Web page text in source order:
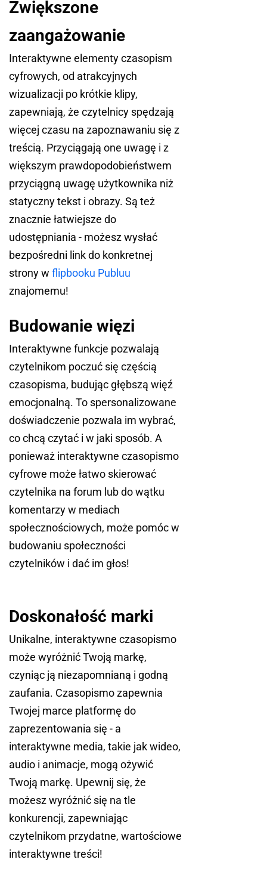
Zwiększone
zaangażowanie
Interaktywne elementy czasopism
cyfrowych, od atrakcyjnych
wizualizacji po krótkie klipy,
zapewniają, że czytelnicy spędzają
więcej czasu na zapoznawaniu się z
treścią. Przyciągają one uwagę i z
większym prawdopodobieństwem
przyciągną uwagę użytkownika niż
statyczny tekst i obrazy. Są też
znacznie łatwiejsze do
udostępniania - możesz wysłać
bezpośredni link do konkretnej
strony w flipbooku Publuu
znajomemu!
Budowanie więzi
Interaktywne funkcje pozwalają
czytelnikom poczuć się częścią
czasopisma, budując głębszą więź
emocjonalną. To spersonalizowane
doświadczenie pozwala im wybrać,
co chcą czytać i w jaki sposób. A
ponieważ interaktywne czasopismo
cyfrowe może łatwo skierować
czytelnika na forum lub do wątku
komentarzy w mediach
społecznościowych, może pomóc w
budowaniu społeczności
czytelników i dać im głos!
Doskonałość marki
Unikalne, interaktywne czasopismo
może wyróżnić Twoją markę,
czyniąc ją niezapomnianą i godną
zaufania. Czasopismo zapewnia
Twojej marce platformę do
zaprezentowania się - a
interaktywne media, takie jak wideo,
audio i animacje, mogą ożywić
Twoją markę. Upewnij się, że
możesz wyróżnić się na tle
konkurencji, zapewniając
czytelnikom przydatne, wartościowe
interaktywne treści!